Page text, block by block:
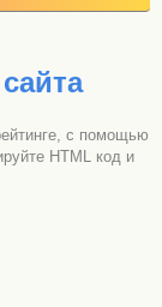
с помощью
HTML код и